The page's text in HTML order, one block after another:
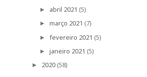
► abril 2021 (5)
► março 2021 (7)
► fevereiro 2021 (5)
► janeiro 2021 (5)
► 2020 (58)